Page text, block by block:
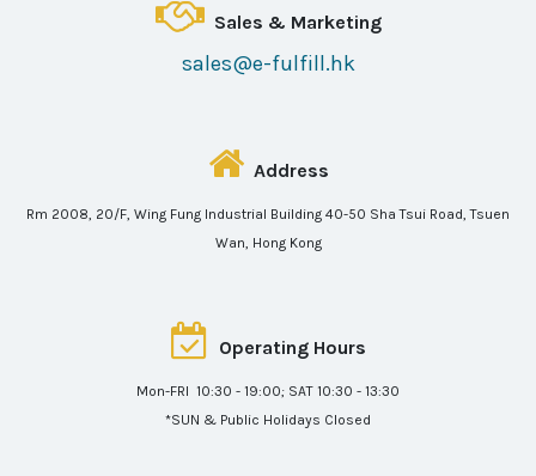
Sales & Marketing
sales@e-fulfill.hk
Address
Rm 2008, 20/F, Wing Fung Industrial Building 40-50 Sha Tsui Road, Tsuen
Wan, Hong Kong
Operating Hours
Mon-FRI 10:30 - 19:00; SAT 10:30 - 13:30
*SUN & Public Holidays Closed